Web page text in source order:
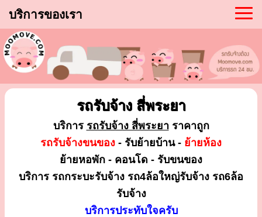
บริการของเรา
รถรับจ้าง สี่พระยา
บริการ รถรับจ้าง สี่พระยาราคาถูก
รถรับจ้างขนของ - รับย้ายบ้าน - ย้ายห้อง
ย้ายหอพัก - คอนโด - รับขนของ
บริการ รถกระบะรับจ้าง รถ4ล้อใหญ่รับจ้าง รถ6ล้อ
รับจ้าง
บริการประทับใจครับ